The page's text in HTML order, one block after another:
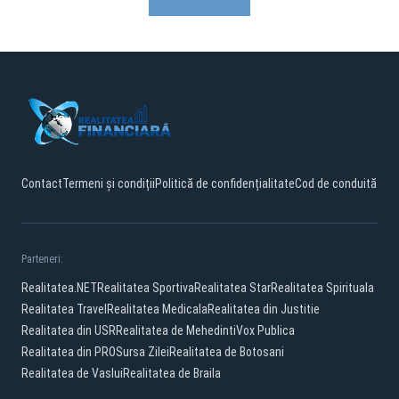
ContactTermeni și condițiiPolitică de confidențialitateCod de conduită
Parteneri:
Realitatea.NETRealitatea SportivaRealitatea StarRealitatea Spirituala
Realitatea Travel Realitatea MedicalaRealitatea din Justitie
Realitatea din USRRealitatea de MehedintiVox Publica
Realitatea din PROSursa ZileiRealitatea de Botosani
Realitatea de VasluiRealitatea de Braila